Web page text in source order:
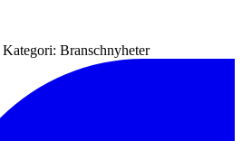
Kategori: Branschnyheter